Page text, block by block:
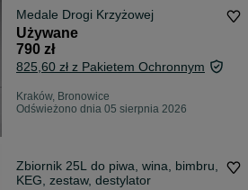
Medale Drogi Krzyżowej
Używane
790 zł
825,60 zł z Pakietem Ochronnym
Kraków, Bronowice
Odświeżono dnia 05 sierpnia 2026
Zbiornik 25L do piwa, wina, bimbru,
KEG, zestaw, destylator